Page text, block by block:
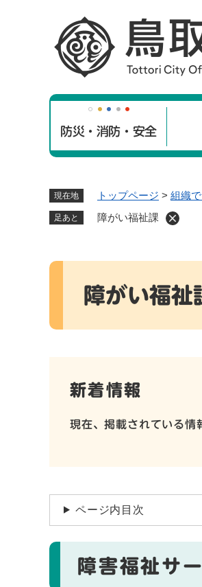
防災・消防・安全
現在地 トップページ > 組織
足あと 障がい福祉課
本
障がい福祉
新着情報
現在、掲載されている情
ページ内目次
障害福祉サ